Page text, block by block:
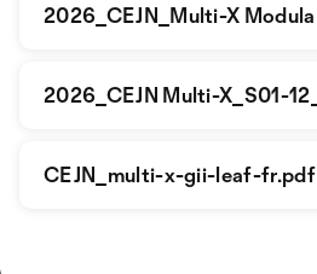
CEJN_multi-x-gii-leaf-fr.pdf